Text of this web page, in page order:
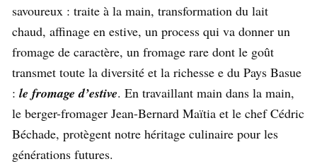
savoureux : traite à la main, transformation du lait
chaud, affinage en estive, un process qui va donner un
fromage de caractère, un fromage rare dont le goût
transmet toute la diversité et la richesse e du Pays Basue
: le fromage d’estive. En travaillant main dans la main,
le berger-fromager Jean-Bernard Maïtia et le chef Cédric
Béchade, protègent notre héritage culinaire pour les
générations futures.